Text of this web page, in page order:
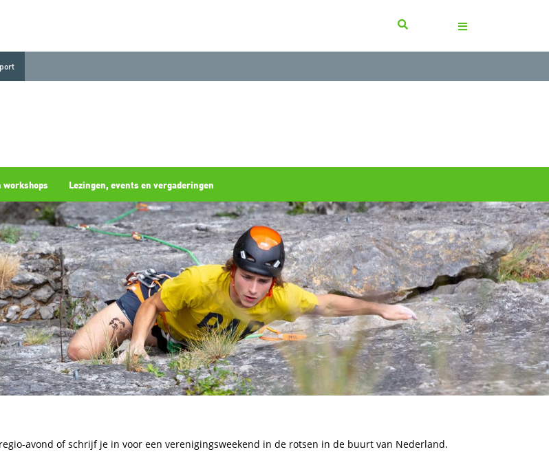
workshops Lezingen, events en vergaderingen
avond of schrijf je in voor een verenigingsweekend in de rotsen in de buurt van Nederland.